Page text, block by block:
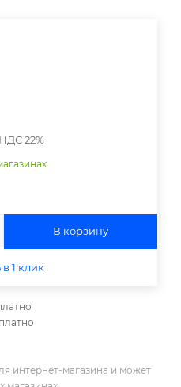
22%
В корзину
в 1 клик
интернет-магазина и может